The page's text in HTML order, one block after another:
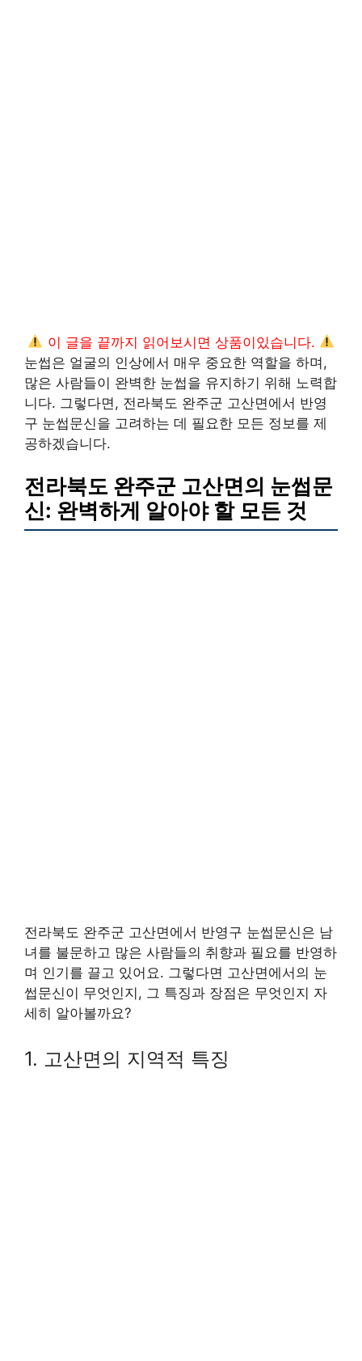
이 글을 끝까지 읽어보시면 상품이있습니다.
눈썹은 얼굴의 인상에서 매우 중요한 역할을 하며,
많은 사람들이 완벽한 눈썹을 유지하기 위해 노력합
니다. 그렇다면, 전라북도 완주군 고산면에서 반영
구 눈썹문신을 고려하는 데 필요한 모든 정보를 제
공하겠습니다.
전라북도 완주군 고산면의 눈썹문
신: 완벽하게 알아야 할 모든 것
전라북도 완주군 고산면에서 반영구 눈썹문신은 남
녀를 불문하고 많은 사람들의 취향과 필요를 반영하
며 인기를 끌고 있어요. 그렇다면 고산면에서의 눈
썹문신이 무엇인지, 그 특징과 장점은 무엇인지 자
세히 알아볼까요?
1. 고산면의 지역적 특징